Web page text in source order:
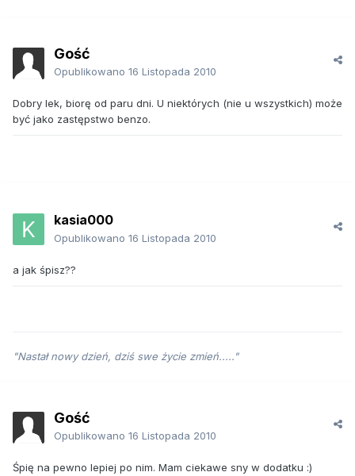
Gość
Opublikowano 16 Listopada 2010
Dobry lek, biorę od paru dni. U niektórych (nie u wszystkich) może
być jako zastępstwo benzo.
kasia000
Opublikowano 16 Listopada 2010
a jak śpisz??
"Nastał nowy dzień, dziś swe życie zmień....."
Gość
Opublikowano 16 Listopada 2010
Śpię na pewno lepiej po nim. Mam ciekawe sny w dodatku :)